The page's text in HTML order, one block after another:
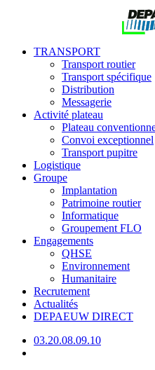
TRANSPORT
Transport routier
Transport spécifique
Distribution
Messagerie
Activité plateau
Plateau
Convoi exceptionnel
Transport pupitre
Logistique
Groupe
Implantation
Patrimoine routier
Informatique
Groupement FLO
Engagements
QHSE
Environnement
Humanitaire
Recrutement
Actualités
DEPAEUW DIRECT
03.20.08.09.10